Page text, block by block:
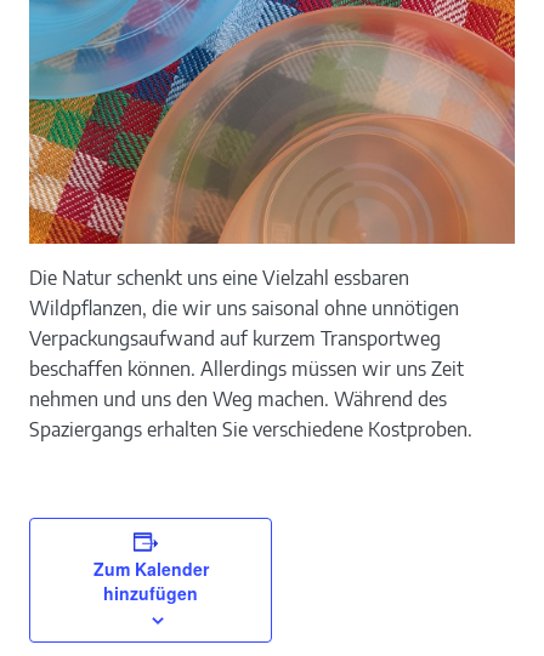
Die Natur schenkt uns eine Vielzahl essbaren
Wildpflanzen, die wir uns saisonal ohne unnötigen
Verpackungsaufwand auf kurzem Transportweg
beschaffen können. Allerdings müssen wir uns Zeit
nehmen und uns den Weg machen. Während des
Spaziergangs erhalten Sie verschiedene Kostproben.
Zum Kalender
hinzufügen